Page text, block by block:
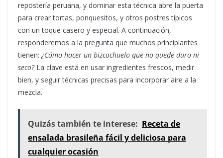
repostería peruana, y dominar esta técnica abre la puerta
para crear tortas, ponquesitos, y otros postres típicos
con un toque casero y especial. A continuación,
responderemos a la pregunta que muchos principiantes
tienen: ¿Cómo hacer un bizcochuelo que no quede duro ni
seco?La clave está en usar ingredientes frescos, medir
bien, y seguir técnicas precisas para incorporar aire a la
mezcla.
Quizás también te interese: Receta de
ensalada brasileña fácil y deliciosa para
cualquier ocasión